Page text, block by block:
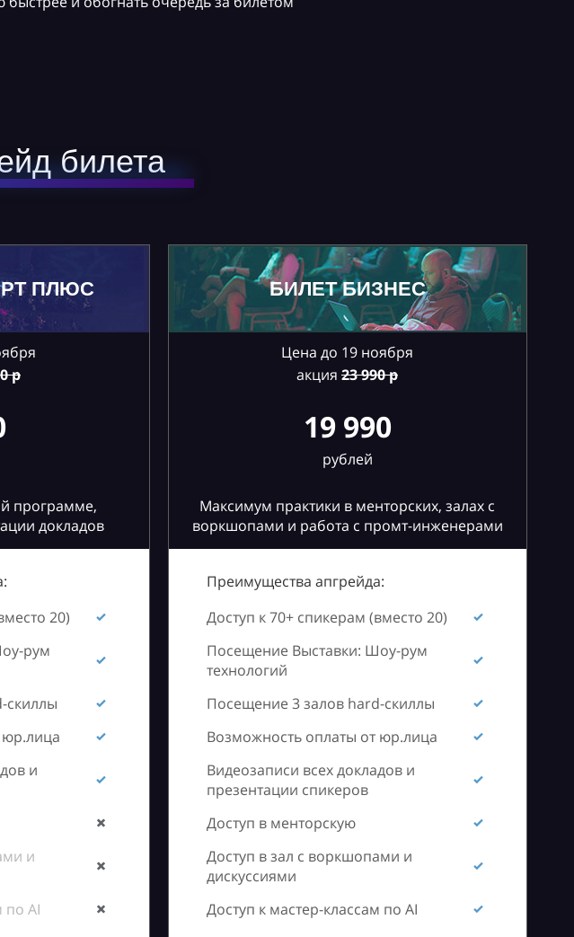
билета
ПЛЮС
р
программе,
докладов
20)
рум
скиллы
и
и
по AI
БИЛЕТ БИЗНЕС
Цена до 19 ноября
акция 23990 р
19 990
рублей
Максимум практики в менторских, залах с
воркшопами и работа с промт-инженерами
Преимущества апгрейда:
Доступ к 70+ спикерам (вместо 20)
Посещение Выставки: Шоу-рум
технологий
Посещение 3 залов hard-скиллы
Возможность оплаты от юр.лица
Видеозаписи всех докладов и
презентации спикеров
Доступ в менторскую
Доступ в зал с воркшопами и
дискуссиями
Доступ к мастер-классам по AI